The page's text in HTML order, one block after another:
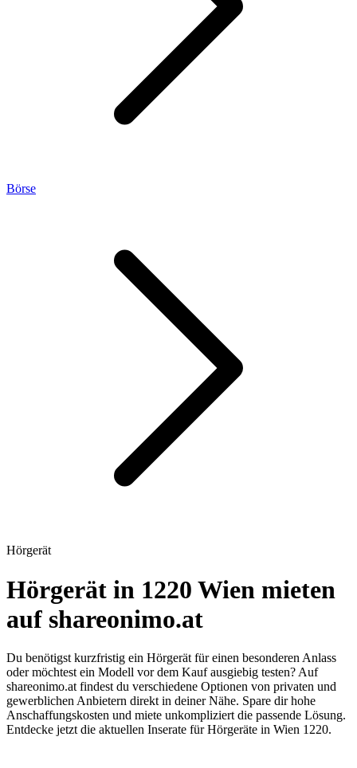
Börse
Hörgerät
Hörgerät in 1220 Wien mieten
auf shareonimo.at
Du benötigst kurzfristig ein Hörgerät für einen besonderen Anlass
oder möchtest ein Modell vor dem Kauf ausgiebig testen? Auf
shareonimo.at findest du verschiedene Optionen von privaten und
gewerblichen Anbietern direkt in deiner Nähe. Spare dir hohe
Anschaffungskosten und miete unkompliziert die passende Lösung.
Entdecke jetzt die aktuellen Inserate für Hörgeräte in Wien 1220.